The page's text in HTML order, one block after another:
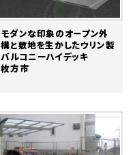
モダンな印象のオープン外
構と敷地を生かしたウリン製
バルコニーハイデッキ
枚方市